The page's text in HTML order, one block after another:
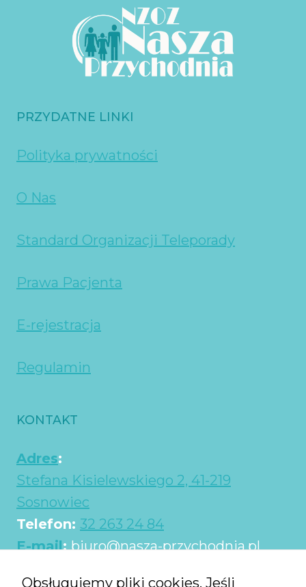
PRZYDATNE LINKI
Polityka prywatności
O Nas
Standard Organizacji Teleporady
Prawa Pacjenta
E-rejestracja
Regulamin
KONTAKT
Adres:
Stefana Kisielewskiego 2, 41-219
Sosnowiec
Telefon: 32 263 24 84
E-mail:biuro@nasza-przychodnia.pl
Obsługujemy pliki cookies. Jeśli